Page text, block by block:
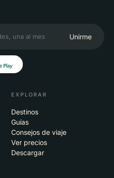
Unirme
EXPLORAR
Destinos
Guías
Consejos de viaje
Ver precios
Descargar